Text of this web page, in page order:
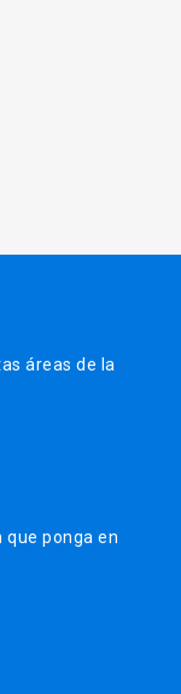
áreas de la
que ponga en